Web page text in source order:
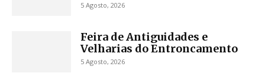
5 Agosto, 2026
Feira de Antiguidades e
Velharias do Entroncamento
5 Agosto, 2026